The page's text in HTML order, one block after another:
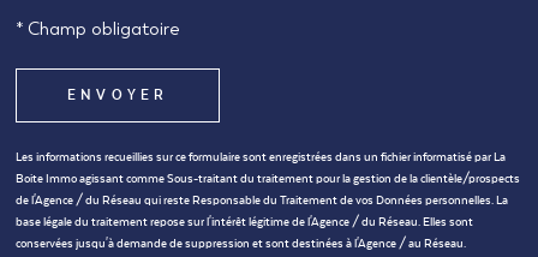
* Champ obligatoire
ENVOYER
Les informations recueillies sur ce formulaire sont enregistrées dans un fichier informatisé par La
Boite Immo agissant comme Sous-traitant du traitement pour la gestion de la clientèle/prospects
de l'Agence / du Réseau qui reste Responsable du Traitement de vos Données personnelles. La
base légale du traitement repose sur l'intérêt légitime de l'Agence / du Réseau. Elles sont
conservées jusqu'à demande de suppression et sont destinées à l'Agence / au Réseau.